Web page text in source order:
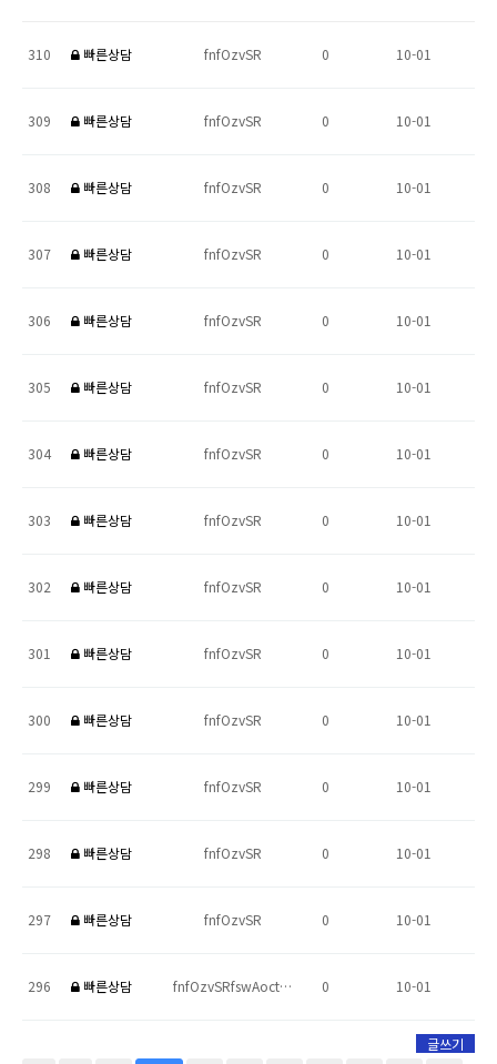
310 빠른상담 fnfOzvSR 0 10-01
309 빠른상담 fnfOzvSR 0 10-01
308 빠른상담 fnfOzvSR 0 10-01
307 빠른상담 fnfOzvSR 0 10-01
306 빠른상담 fnfOzvSR 0 10-01
305 빠른상담 fnfOzvSR 0 10-01
304 빠른상담 fnfOzvSR 0 10-01
303 빠른상담 fnfOzvSR 0 10-01
302 빠른상담 fnfOzvSR 0 10-01
301 빠른상담 fnfOzvSR 0 10-01
300 빠른상담 fnfOzvSR 0 10-01
299 빠른상담 fnfOzvSR 0 10-01
298 빠른상담 fnfOzvSR 0 10-01
297 빠른상담 fnfOzvSR 0 10-01
296 빠른상담 fnfOzvSRfswAoct… 0 10-01
글쓰기